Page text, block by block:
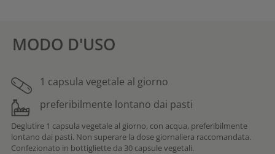
MODO D'USO
1 capsula vegetale al giorno
preferibilmente lontano dai pasti
Deglutire 1 capsula vegetale al giorno, con acqua, preferibilmente
lontano dai pasti. Non superare la dose giornaliera raccomandata.
Confezionato in bottigliette da 30 capsule vegetali.